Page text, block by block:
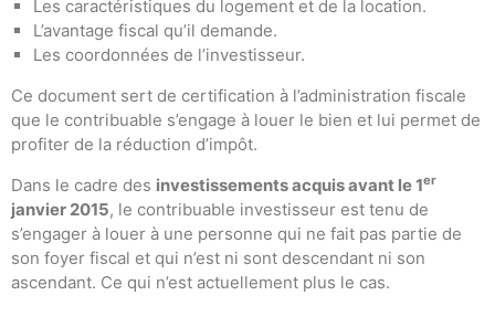
Les caractéristiques du logement et de la location.
L’avantage fiscal qu’il demande.
Les coordonnées de l’investisseur.
Ce document sert de certification à l’administration fiscale
que le contribuable s’engage à louer le bien et lui permet de
profiter de la réduction d’impôt.
Dans le cadre des investissements acquis avant le 1er
janvier 2015, le contribuable investisseur est tenu de
s’engager à louer à une personne qui ne fait pas partie de
son foyer fiscal et qui n’est ni sont descendant ni son
ascendant. Ce qui n’est actuellement plus le cas.